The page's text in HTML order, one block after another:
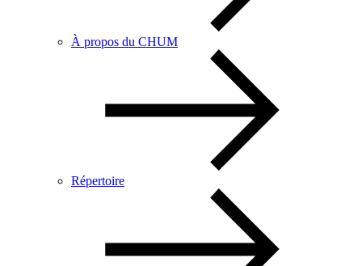
À propos du CHUM
Répertoire